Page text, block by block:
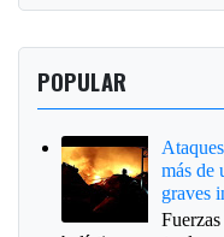
POPULAR
más de
graves